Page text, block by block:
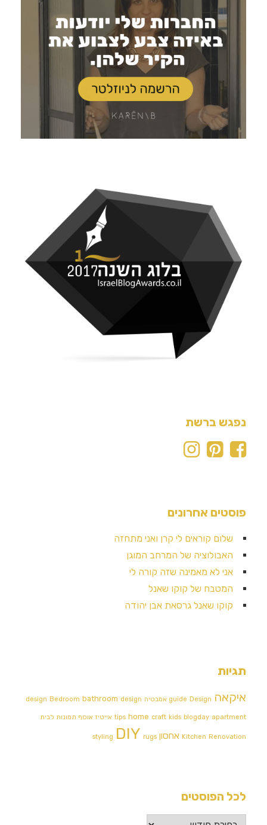
נפגש ברשת
פוסטים אחרונים
שלום קוראים לי קרן ואני מתחזה
האבולוציה של המרחב המוגן
אני לא מאמינה שזה קורה לי
המטבח של קוקו שאנל
קוקו שאנל גרסאת אבן יהודה
תגיות
איקאה
guide Design אמבטיה design Bedroom bathroom design
tips home craft kids blogday apartment אייטיז אוסף תמונות לבית
Kitchen Renovation אחסון styling DIY rugs
לכל הפוסטים
לכל